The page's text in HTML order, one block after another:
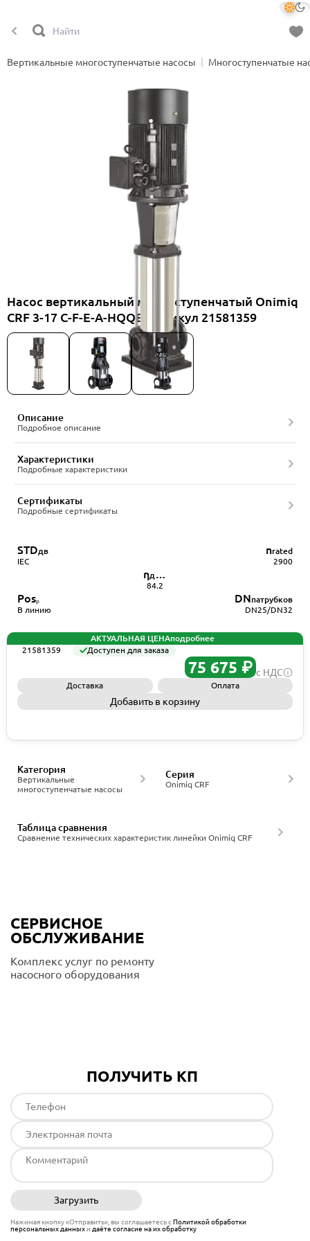
Вертикальные многоступенчатые насосы Многоступенчатые
Насос вертикальный многоступенчатый Onimiq
CRF 3-17 C-F-E-A-HQQE, артикул 21581359
Описание
Подробное описание
Характеристики
Подробные характеристики
Сертификаты
Подробные сертификаты
STDдв
IEC
nrated
2900
Posₚ
В линию
DNпатрубков
DN25/DN32
ηдвигателя
84.2
АКТУАЛЬНАЯ ЦЕНАподробнее
21581359
Доступен для заказа
75 675 ₽ с НДС
Доставка Оплата
Добавить в корзину
Вертикальные
многоступенчатые насосы
Категория
Onimiq CRF
Серия
Сравнение технических характеристик линейки Onimiq CRF
Таблица сравнения
СЕРВИСНОЕ
ОБСЛУЖИВАНИЕ
Комплекс услуг по ремонту
насосного оборудования
ПОЛУЧИТЬ КП
Загрузить
Нажимая кнопку «Отправить», вы соглашаетесь сПолитикой обработки
персональных данныхи даёте согласие на их обработку